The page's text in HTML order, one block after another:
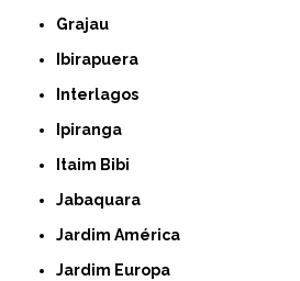
Grajau
Ibirapuera
Interlagos
Ipiranga
Itaim Bibi
Jabaquara
Jardim América
Jardim Europa